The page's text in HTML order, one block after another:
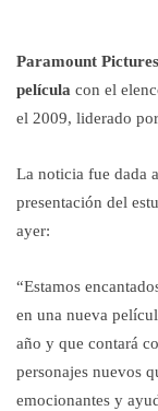
Paramount
película con el
el 2009, liderado por
La noticia fue dada
presentación del
ayer:
“Estamos
en una nueva
año y que contará
personajes nuevos
emocionantes y